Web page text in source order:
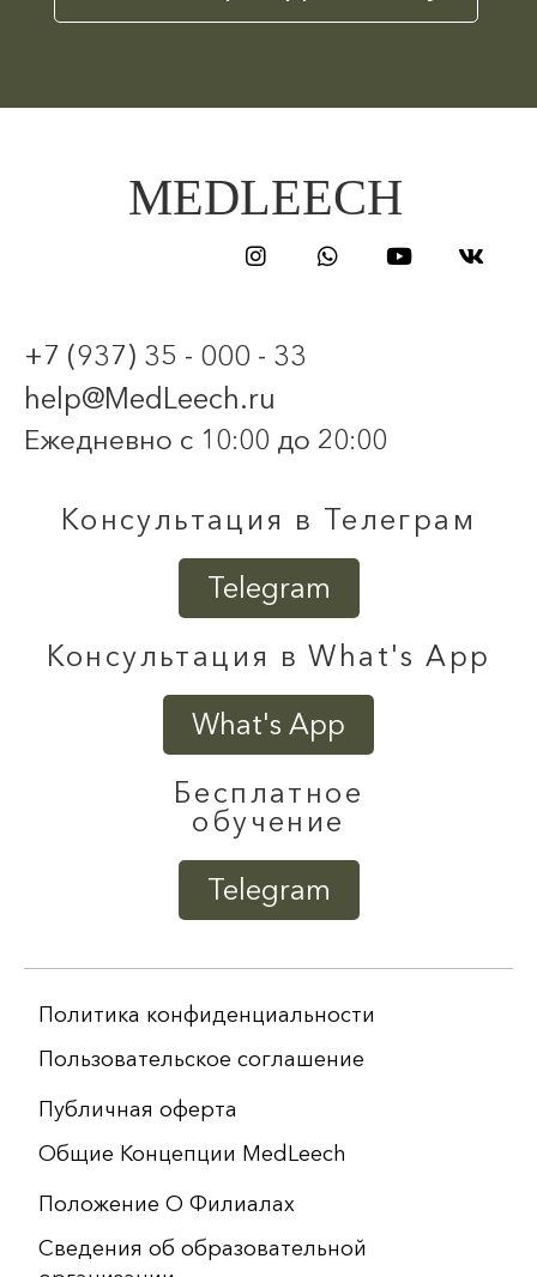
MEDLEECH
+7 (937) 35 - 000 - 33
help@MedLeech.ru
Ежедневно с 10:00 до 20:00
Консультация в Телеграм
Telegram
Консультация в What's App
What's App
Бесплатное
обучение
Telegram
Политика конфиденциальности
Пользовательское соглашение
Публичная оферта
Общие Концепции MedLeech
Положение О Филиалах
Сведения об образовательной